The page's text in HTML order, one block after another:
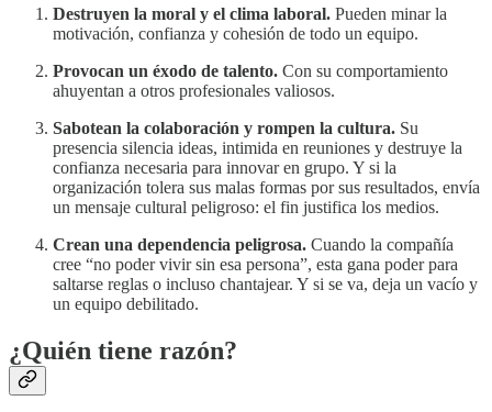
Destruyen la moral y el clima laboral. Pueden minar la
motivación, confianza y cohesión de todo un equipo.
Provocan un éxodo de talento. Con su comportamiento
ahuyentan a otros profesionales valiosos.
Sabotean la colaboración y rompen la cultura. Su
presencia silencia ideas, intimida en reuniones y destruye la
confianza necesaria para innovar en grupo. Y si la
organización tolera sus malas formas por sus resultados, envía
un mensaje cultural peligroso: el fin justifica los medios.
Crean una dependencia peligrosa. Cuando la compañía
cree “no poder vivir sin esa persona”, esta gana poder para
saltarse reglas o incluso chantajear. Y si se va, deja un vacío y
un equipo debilitado.
¿Quién tiene razón?